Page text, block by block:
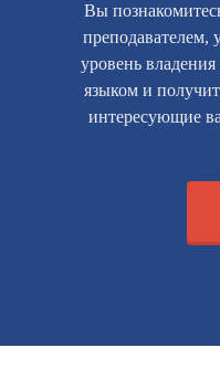
Вы
преподавателем,
уровень
языком и
интересующие